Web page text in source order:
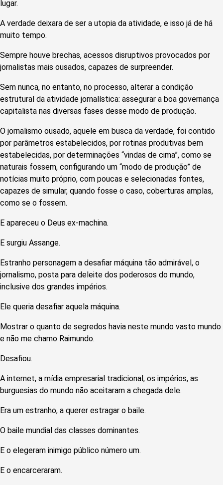
lugar.
A verdade deixara de ser a utopia da atividade, e isso já de há
muito tempo.
Sempre houve brechas, acessos disruptivos provocados por
jornalistas mais ousados, capazes de surpreender.
Sem nunca, no entanto, no processo, alterar a condição
estrutural da atividade jornalística: assegurar a boa governança
capitalista nas diversas fases desse modo de produção.
O jornalismo ousado, aquele em busca da verdade, foi contido
por parâmetros estabelecidos, por rotinas produtivas bem
estabelecidas, por determinações “vindas de cima”, como se
naturais fossem, configurando um “modo de produção” de
notícias muito próprio, com poucas e selecionadas fontes,
capazes de simular, quando fosse o caso, coberturas amplas,
como se o fossem.
E apareceu o Deus ex-machina.
E surgiu Assange.
Estranho personagem a desafiar máquina tão admirável, o
jornalismo, posta para deleite dos poderosos do mundo,
inclusive dos grandes impérios.
Ele queria desafiar aquela máquina.
Mostrar o quanto de segredos havia neste mundo vasto mundo
e não me chamo Raimundo.
Desafiou.
A internet, a mídia empresarial tradicional, os impérios, as
burguesias do mundo não aceitaram a chegada dele.
Era um estranho, a querer estragar o baile.
O baile mundial das classes dominantes.
E o elegeram inimigo público número um.
E o encarceraram.